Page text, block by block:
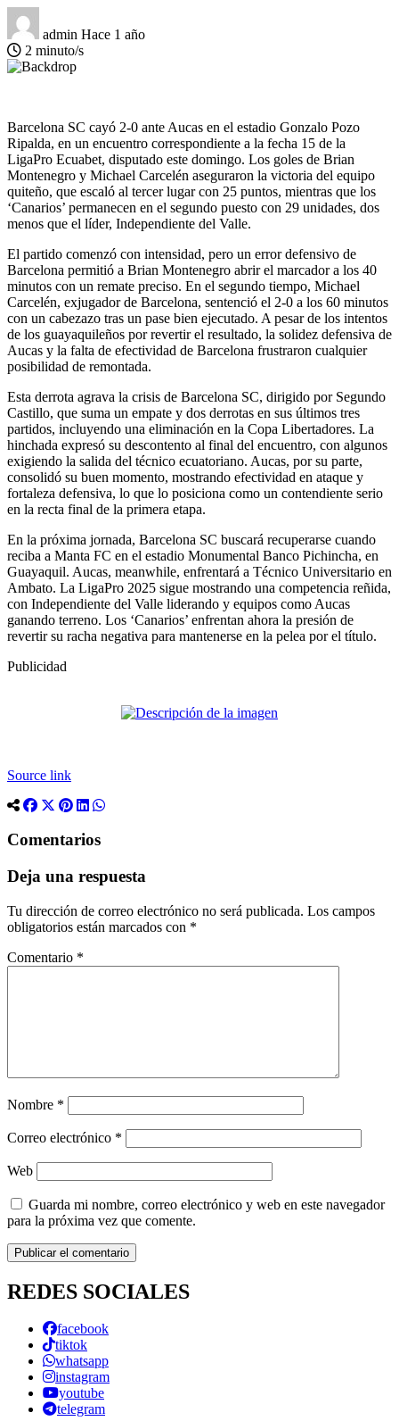
admin Hace 1 año
2 minuto/s
Barcelona SC cayó 2-0 ante Aucas en el estadio Gonzalo Pozo
Ripalda, en un encuentro correspondiente a la fecha 15 de la
LigaPro Ecuabet, disputado este domingo. Los goles de Brian
Montenegro y Michael Carcelén aseguraron la victoria del equipo
quiteño, que escaló al tercer lugar con 25 puntos, mientras que los
‘Canarios’ permanecen en el segundo puesto con 29 unidades, dos
menos que el líder, Independiente del Valle.
El partido comenzó con intensidad, pero un error defensivo de
Barcelona permitió a Brian Montenegro abrir el marcador a los 40
minutos con un remate preciso. En el segundo tiempo, Michael
Carcelén, exjugador de Barcelona, sentenció el 2-0 a los 60 minutos
con un cabezazo tras un pase bien ejecutado. A pesar de los intentos
de los guayaquileños por revertir el resultado, la solidez defensiva de
Aucas y la falta de efectividad de Barcelona frustraron cualquier
posibilidad de remontada.
Esta derrota agrava la crisis de Barcelona SC, dirigido por Segundo
Castillo, que suma un empate y dos derrotas en sus últimos tres
partidos, incluyendo una eliminación en la Copa Libertadores. La
hinchada expresó su descontento al final del encuentro, con algunos
exigiendo la salida del técnico ecuatoriano. Aucas, por su parte,
consolidó su buen momento, mostrando efectividad en ataque y
fortaleza defensiva, lo que lo posiciona como un contendiente serio
en la recta final de la primera etapa.
En la próxima jornada, Barcelona SC buscará recuperarse cuando
reciba a Manta FC en el estadio Monumental Banco Pichincha, en
Guayaquil. Aucas, meanwhile, enfrentará a Técnico Universitario en
Ambato. La LigaPro 2025 sigue mostrando una competencia reñida,
con Independiente del Valle liderando y equipos como Aucas
ganando terreno. Los ‘Canarios’ enfrentan ahora la presión de
revertir su racha negativa para mantenerse en la pelea por el título.
Publicidad
Source link
Comentarios
Deja una respuesta
Tu dirección de correo electrónico no será publicada. Los campos
obligatorios están marcados con *
Comentario *
Nombre *
Correo electrónico *
Web
Guarda mi nombre, correo electrónico y web en este navegador
para la próxima vez que comente.
REDES SOCIALES
facebook
tiktok
whatsapp
instagram
youtube
telegram